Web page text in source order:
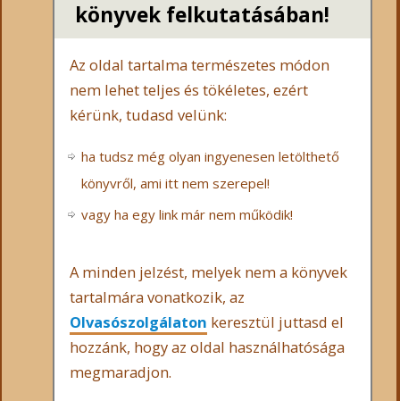
könyvek felkutatásában!
Az oldal tartalma természetes módon
nem lehet teljes és tökéletes, ezért
kérünk, tudasd velünk:
ha tudsz még olyan ingyenesen letölthető
könyvről, ami itt nem szerepel!
vagy ha egy link már nem működik!
A minden jelzést, melyek nem a könyvek
tartalmára vonatkozik, az
Olvasószolgálaton keresztül juttasd el
hozzánk, hogy az oldal használhatósága
megmaradjon.